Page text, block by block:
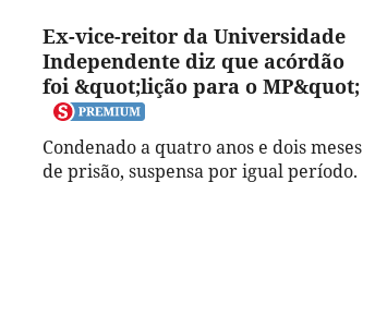
Ex-vice-reitor da Universidade
Independente diz que acórdão
foi &quot;lição para o MP&quot;
Condenado a quatro anos e dois meses
de prisão, suspensa por igual período.